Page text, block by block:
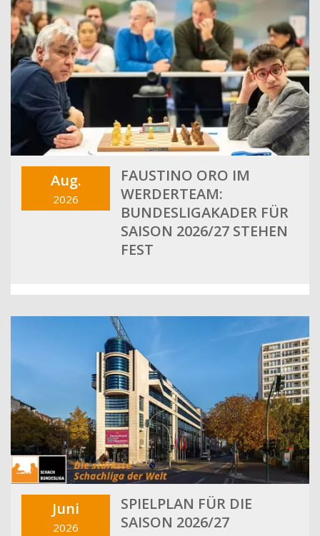
Aug.
2026
FAUSTINO ORO IM
WERDERTEAM:
BUNDESLIGAKADER FÜR
SAISON 2026/27 STEHEN
FEST
Juni
2026
SPIELPLAN FÜR DIE
SAISON 2026/27